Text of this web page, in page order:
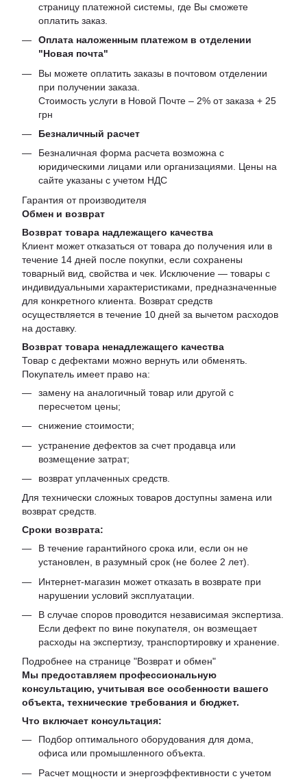
страницу платежной системы, где Вы сможете
оплатить заказ.
Оплата наложенным платежом в отделении
"Новая почта"
Вы можете оплатить заказы в почтовом отделении
при получении заказа.
Стоимость услуги в Новой Почте – 2% от заказа + 25
грн
Безналичный расчет
Безналичная форма расчета возможна с
юридическими лицами или организациями. Цены на
сайте указаны с учетом НДС
Гарантия от производителя
Обмен и возврат
Возврат товара надлежащего качества
Клиент может отказаться от товара до получения или в
течение 14 дней после покупки, если сохранены
товарный вид, свойства и чек. Исключение — товары с
индивидуальными характеристиками, предназначенные
для конкретного клиента. Возврат средств
осуществляется в течение 10 дней за вычетом расходов
на доставку.
Возврат товара ненадлежащего качества
Товар с дефектами можно вернуть или обменять.
Покупатель имеет право на:
замену на аналогичный товар или другой с
пересчетом цены;
снижение стоимости;
устранение дефектов за счет продавца или
возмещение затрат;
возврат уплаченных средств.
Для технически сложных товаров доступны замена или
возврат средств.
Сроки возврата:
В течение гарантийного срока или, если он не
установлен, в разумный срок (не более 2 лет).
Интернет-магазин может отказать в возврате при
нарушении условий эксплуатации.
В случае споров проводится независимая экспертиза.
Если дефект по вине покупателя, он возмещает
расходы на экспертизу, транспортировку и хранение.
Подробнее на странице "Возврат и обмен"
Мы предоставляем профессиональную
консультацию, учитывая все особенности вашего
объекта, технические требования и бюджет.
Что включает консультация:
Подбор оптимального оборудования для дома,
офиса или промышленного объекта.
Расчет мощности и энергоэффективности с учетом